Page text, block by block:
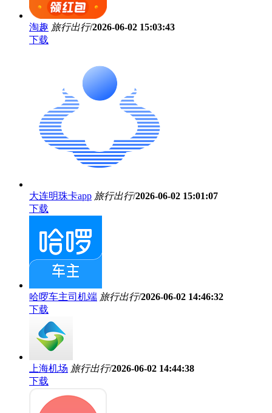
淘趣 旅行出行/2026-06-02 15:03:43
下载
大连明珠卡app 旅行出行/2026-06-02 15:01:07
下载
哈啰车主司机端 旅行出行/2026-06-02 14:46:32
下载
上海机场 旅行出行/2026-06-02 14:44:38
下载